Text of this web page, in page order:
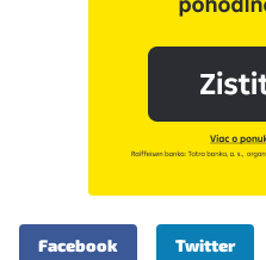
Facebook Twitter